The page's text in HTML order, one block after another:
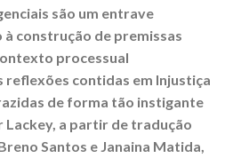
são um entrave
construção de premissas
processual
contidas em Injustiça
de forma tão instigante
a partir de tradução
Santos e Janaina Matida,